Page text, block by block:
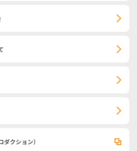
ダクション）